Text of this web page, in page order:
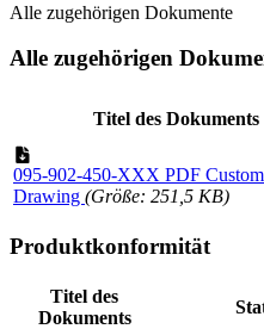
Alle zugehörigen Dokumente
Alle zugehörigen
Titel des Dokuments
095-902-450-XXX PDF
Drawing (Größe: 251,5 KB)
Produktkonformität
Titel des
Dokuments